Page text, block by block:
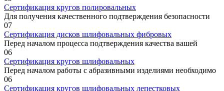
Сертификация кругов полировальных
Для получения качественного подтверждения безопасности
07
Сертификация дисков шлифовальных фибровых
Перед началом процесса подтверждения качества вашей
06
Сертификация кругов шлифовальных
Перед началом работы с абразивными изделиями необходимо
06
Сертификация кругов шлифовальных лепестковых